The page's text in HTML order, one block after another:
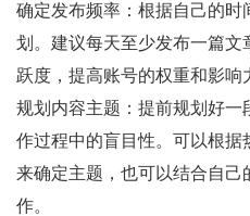
确定发布频率：根据自己的
划。建议每天至少发布一篇
跃度，提高账号的权重和影响
规划内容主题：提前规划好一
作过程中的盲目性。可以根
来确定主题，也可以结合自己
作。